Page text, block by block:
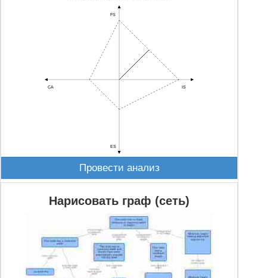
FS
CA
ES
IS
Провести анализ
Нарисовать граф (сеть)